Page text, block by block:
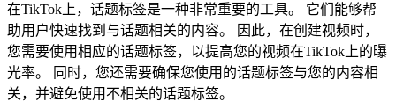
在TikTok上，话题标签是一种非常重要的工具。 它们能够帮
助用户快速找到与话题相关的内容。 因此，在创建视频时，
您需要使用相应的话题标签，以提高您的视频在TikTok上的曝
光率。 同时，您还需要确保您使用的话题标签与您的内容相
关，并避免使用不相关的话题标签。